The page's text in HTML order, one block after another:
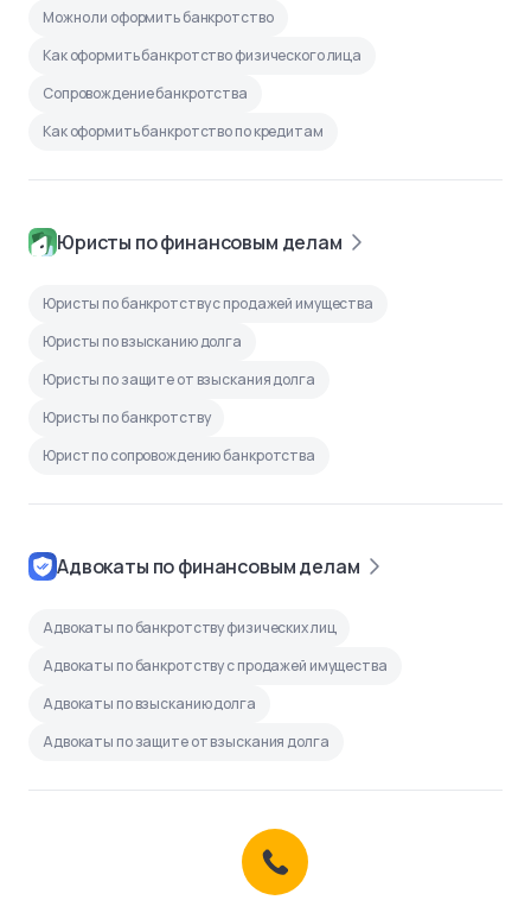
Можно ли оформить банкротство
Как оформить банкротство физического лица
Сопровождение банкротства
Как оформить банкротство по кредитам
Юристы по финансовым делам
Юристы по банкротству с продажей имущества
Юристы по взысканию долга
Юристы по защите от взыскания долга
Юристы по банкротству
Юрист по сопровождению банкротства
Адвокаты по финансовым делам
Адвокаты по банкротству физических лиц
Адвокаты по банкротству с продажей имущества
Адвокаты по взысканию долга
Адвокаты по защите от взыскания долга